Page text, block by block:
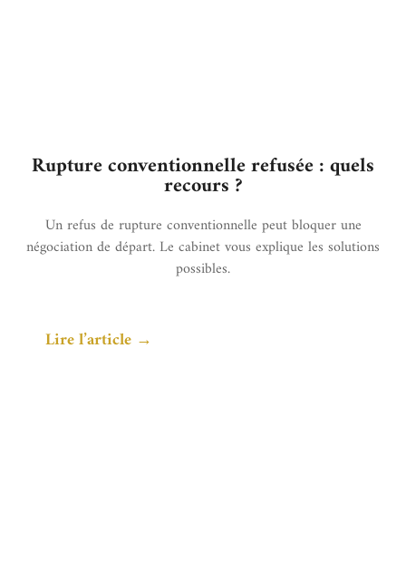
Rupture conventionnelle refusée : quels
recours ?
Un refus de rupture conventionnelle peut bloquer une
négociation de départ. Le cabinet vous explique les solutions
possibles.
Lire l’article →